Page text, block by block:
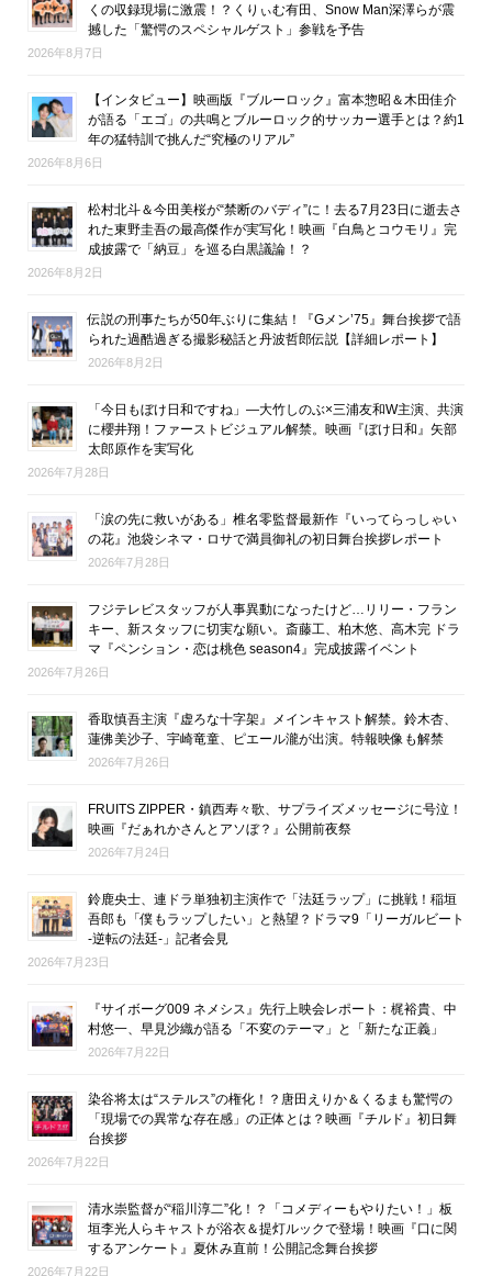
くの収録現場に激震！？くりぃむ有田、Snow Man深澤らが震
撼した「驚愕のスペシャルゲスト」参戦を予告
2026年8月7日
【インタビュー】映画版『ブルーロック』富本惣昭＆木田佳介
が語る「エゴ」の共鳴とブルーロック的サッカー選手とは？約1
年の猛特訓で挑んだ“究極のリアル”
2026年8月6日
松村北斗＆今田美桜が“禁断のバディ”に！去る7月23日に逝去さ
れた東野圭吾の最高傑作が実写化！映画『白鳥とコウモリ』完
成披露で「納豆」を巡る白黒議論！？
2026年8月2日
伝説の刑事たちが50年ぶりに集結！『Gメン’75』舞台挨拶で語
られた過酷過ぎる撮影秘話と丹波哲郎伝説【詳細レポート】
2026年8月2日
「今日もぼけ日和ですね」―大竹しのぶ×三浦友和W主演、共演
に櫻井翔！ファーストビジュアル解禁。映画『ぼけ日和』矢部
太郎原作を実写化
2026年7月28日
「涙の先に救いがある」椎名零監督最新作『いってらっしゃい
の花』池袋シネマ・ロサで満員御礼の初日舞台挨拶レポート
2026年7月28日
フジテレビスタッフが人事異動になったけど…リリー・フラン
キー、新スタッフに切実な願い。斎藤工、柏木悠、高木完 ドラ
マ『ペンション・恋は桃色 season4』完成披露イベント
2026年7月26日
香取慎吾主演『虚ろな十字架』メインキャスト解禁。鈴木杏、
蓮佛美沙子、宇崎竜童、ピエール瀧が出演。特報映像も解禁
2026年7月26日
FRUITS ZIPPER・鎮西寿々歌、サプライズメッセージに号泣！
映画『だぁれかさんとアソぼ？』公開前夜祭
2026年7月24日
鈴鹿央士、連ドラ単独初主演作で「法廷ラップ」に挑戦！稲垣
吾郎も「僕もラップしたい」と熱望？ドラマ9「リーガルビート
-逆転の法廷-」記者会見
2026年7月23日
『サイボーグ009 ネメシス』先行上映会レポート：梶裕貴、中
村悠一、早見沙織が語る「不変のテーマ」と「新たな正義」
2026年7月22日
染谷将太は“ステルス”の権化！？唐田えりか＆くるまも驚愕の
「現場での異常な存在感」の正体とは？映画『チルド』初日舞
台挨拶
2026年7月22日
清水崇監督が“稲川淳二”化！？「コメディーもやりたい！」板
垣李光人らキャストが浴衣＆提灯ルックで登場！映画『口に関
するアンケート』夏休み直前！公開記念舞台挨拶
2026年7月22日